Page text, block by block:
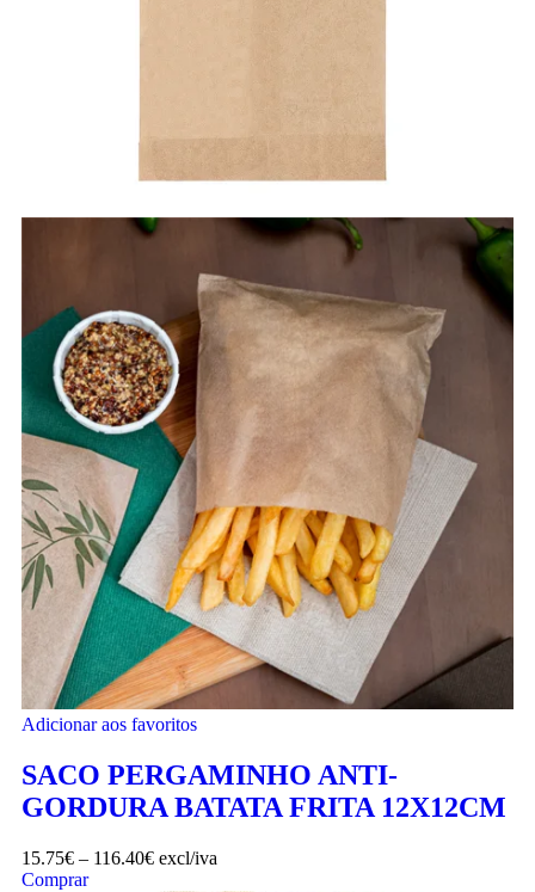
Adicionar aos favoritos
SACO PERGAMINHO ANTI-
GORDURA BATATA FRITA 12X12CM
15.75€ – 116.40€ excl/iva
Comprar